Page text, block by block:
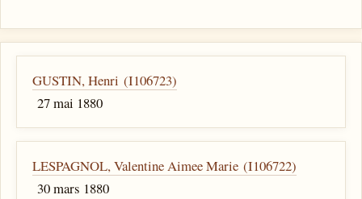
GUSTIN, Henri (I106723)
27 mai 1880
LESPAGNOL, Valentine Aimee Marie (I106722)
30 mars 1880